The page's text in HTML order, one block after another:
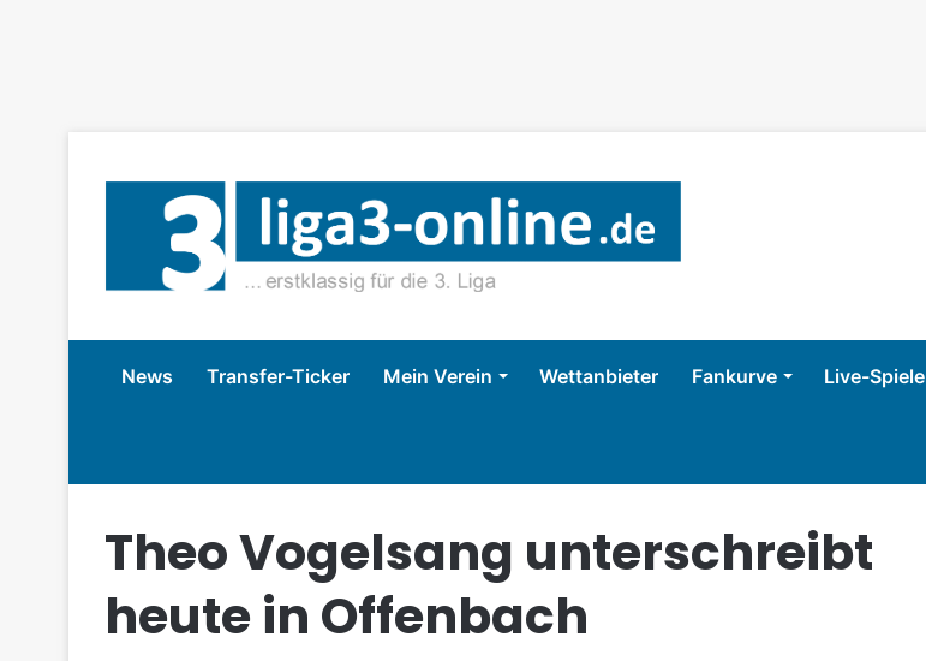
News Transfer-Ticker Mein Verein Wettanbieter Fankurve Live-Spiele
Theo Vogelsang unterschreibt
heute in Offenbach